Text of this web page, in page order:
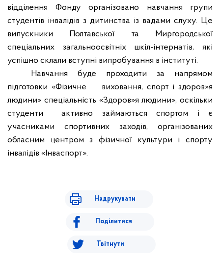
відділення Фонду організовано навчання групи
студентів інвалідів з дитинства із вадами слуху. Це
випускники Полтавської та Миргородської
спеціальних загальноосвітніх шкіл-інтернатів, які
успішно склали вступні випробування в інституті.
Навчання буде проходити за напрямом
підготовки «Фізичне
виховання, спорт і здоров»я
людини» спеціальність «Здоров»я людини», оскільки
студенти
активно займаються спортом і є
учасниками спортивних заходів, організованих
обласним центром з фізичної культури і спорту
інвалідів «Інваспорт».
Надрукувати
Поділитися
Твітнути